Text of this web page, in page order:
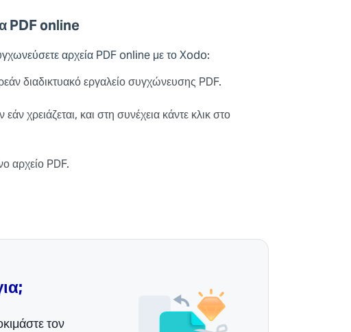
PDF online
αρχεία PDF online με το Xodo:
διαδικτυακό εργαλείο συγχώνευσης PDF.
χρειάζεται, και στη συνέχεια κάντε κλικ στο
αρχείο PDF.
τον